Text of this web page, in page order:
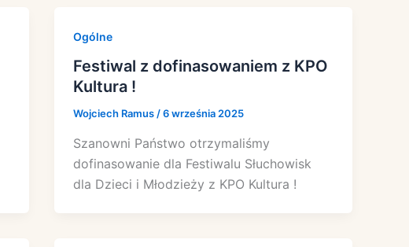
Ogólne
Festiwal z dofinasowaniem z KPO
Kultura !
Wojciech Ramus/6 września 2025
Szanowni Państwo otrzymaliśmy
dofinasowanie dla Festiwalu Słuchowisk
dla Dzieci i Młodzieży z KPO Kultura !